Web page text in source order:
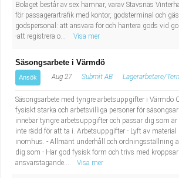
Bolaget består av sex hamnar, varav Stavsnäs
för passagerartrafik med kontor, godsterminal och
godspersonal: att ansvara för och hantera gods vid
-att registrera o...
Visa mer
Säsongsarbete i Värmdö
Ansök Aug 27 Submit AB Lagerarbetare/
Säsongsarbete med tyngre arbetsuppgifter i Värmdö
fysiskt starka och arbetsvilliga personer för
innebär tyngre arbetsuppgifter och passar dig som
inte rädd för att ta i. Arbetsuppgifter - Lyft av
inomhus. - Allmänt underhåll och ordningsställning
dig som - Har god fysisk form och trivs med
ansvarstagande...
Visa mer